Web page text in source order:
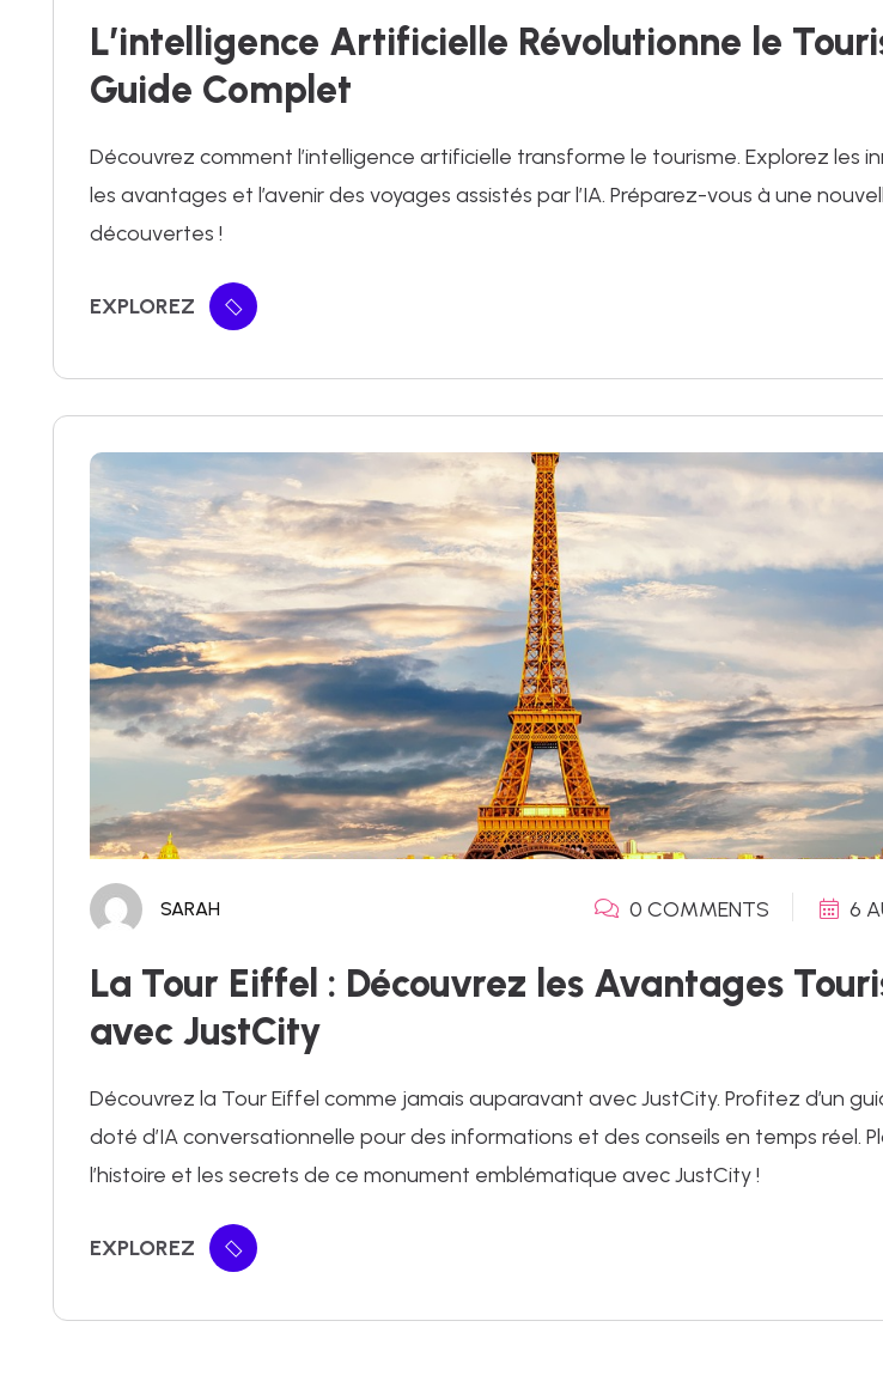
L’intelligence Artificielle Révolutionne le
Guide Complet
Découvrez comment l’intelligence artificielle transforme le tourisme. Explorez les
les avantages et l’avenir des voyages assistés par l’IA. Préparez-vous à une
découvertes !
EXPLOREZ
SARAH 0 COMMENTS 6
La Tour Eiffel : Découvrez les Avantages
avec JustCity
Découvrez la Tour Eiffel comme jamais auparavant avec JustCity. Profitez d’un
doté d’IA conversationnelle pour des informations et des conseils en temps réel.
l’histoire et les secrets de ce monument emblématique avec JustCity !
EXPLOREZ